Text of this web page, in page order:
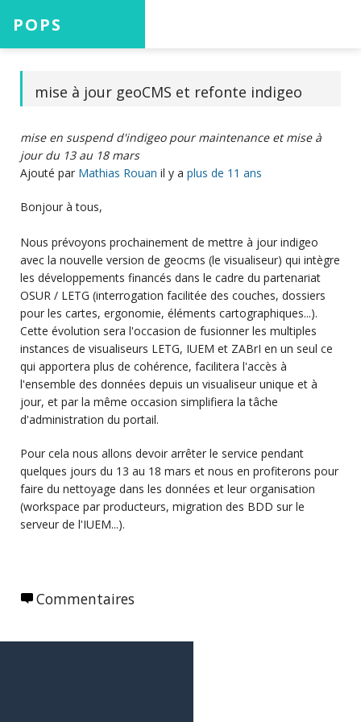
POPS
Projets
Connexion
mise à jour geoCMS et refonte indigeo
mise en suspend d'indigeo pour maintenance et mise à
jour du 13 au 18 mars
Ajouté par Mathias Rouan il y a plus de 11 ans
Bonjour à tous,
Nous prévoyons prochainement de mettre à jour indigeo
avec la nouvelle version de geocms (le visualiseur) qui intègre
les développements financés dans le cadre du partenariat
OSUR / LETG (interrogation facilitée des couches, dossiers
pour les cartes, ergonomie, éléments cartographiques...).
Cette évolution sera l'occasion de fusionner les multiples
instances de visualiseurs LETG, IUEM et ZABrI en un seul ce
qui apportera plus de cohérence, facilitera l'accès à
l'ensemble des données depuis un visualiseur unique et à
jour, et par la même occasion simplifiera la tâche
d'administration du portail.
Pour cela nous allons devoir arrêter le service pendant
quelques jours du 13 au 18 mars et nous en profiterons pour
faire du nettoyage dans les données et leur organisation
(workspace par producteurs, migration des BDD sur le
serveur de l'IUEM...).
Commentaires